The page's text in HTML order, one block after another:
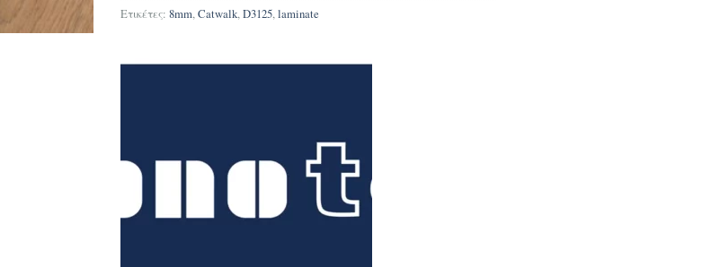
Ετικέτες: 8mm,Catwalk,D3125,laminate